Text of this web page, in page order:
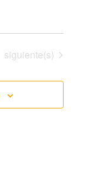
Eventos
siguiente(s)